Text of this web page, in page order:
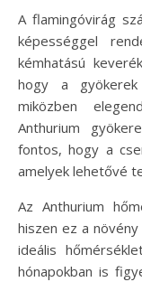
A flamingóvirág
képességgel
kémhatású
hogy a
miközben
Anthurium
fontos, hogy a
amelyek lehetővé
Az Anthurium
hiszen ez a
ideális
hónapokban is